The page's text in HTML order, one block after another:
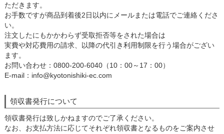
ただきます。
お手数ですが商品到着後2日以内にメールまたは電話でご連絡くださ
い。
注文したにもかかわらず受取拒否等をされた場合は
実費や対応費用の請求、以降の代引き利用制限を行う場合がござい
ます。
お問い合わせ：0800-200-6040（10：00～17：00）
E-mail：info@kyotonishiki-ec.com
領収書発行について
領収書発行は致しかねますのでご了承ください。
なお、お支払方法に応じてそれぞれ領収書となるものをご案内させ